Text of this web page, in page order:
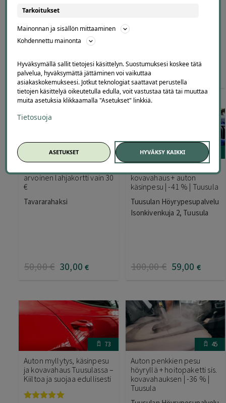
Wellness Center Tivolitie 3,
Tuusula
70,00€ 25,00 € 69,00
18
arvoinen lahjakortti vain 30
€
Tavararahaksi
50,00€ 30,00 €
Laadukas ja pitkäkestoinen
kovavahaus + auton
käsinpesu | -41 % | Tuusula
Tuusulan Höyrypesupalvelu
Isonkivenkuja 2, Tuusula
100,00€ 59,00 €
73
Auton myllytys, käsinpesu
ja kovavahaus Tuusulassa –
Kiiltoa ja suojaa edullisesti
45
Auton penkkien pesu
höyryllä + hoitopaketti sis.
kovavahauksen | -36 % |
Tuusula
Tarkoitukset
Mainonnan ja sisällön mittaaminen
Kohdennettu mainonta
Hyväksymällä sallit tietojesi käsittelyn. Suostumuksesi koskee tätä
palvelua, hyväksymättä jättäminen voi vaikuttaa
asiakaskokemukseesi. Jotkut teknologiat saattavat perustella
tietojen käsittelyä oikeutetulla edulla, voit vastustaa tätä tai muuttaa
muita asetuksia klikkaamalla "Asetukset" linkkiä.
Tietosuoja
ASETUKSET HYVÄKSY KAIKKI